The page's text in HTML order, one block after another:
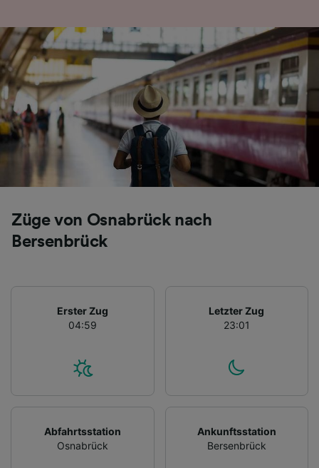
Züge von Osnabrück nach
Bersenbrück
Erster Zug
04:59
Letzter Zug
23:01
Abfahrtsstation
Osnabrück
Ankunftsstation
Bersenbrück